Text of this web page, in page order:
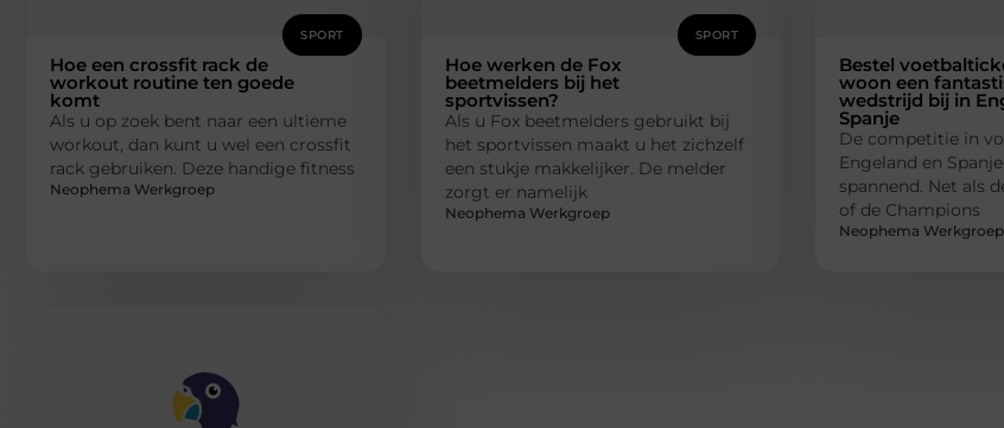
SPORT
Hoe een crossfit rack de
workout routine ten goede
komt
Als u op zoek bent naar een ultieme
workout, dan kunt u wel een crossfit
rack gebruiken. Deze handige fitness
Neophema Werkgroep
SPORT
Hoe werken de Fox
beetmelders bij het
sportvissen?
Als u Fox beetmelders gebruikt bij
het sportvissen maakt u het zichzelf
een stukje makkelijker. De melder
zorgt er namelijk
Neophema Werkgroep
Bestel
woon een
wedstrijd bij in
Spanje
De competitie in
Engeland en
spannend. Net als
of de Champions
Neophema Werkgroep